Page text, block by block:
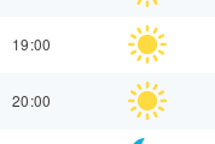
19:00
20:00